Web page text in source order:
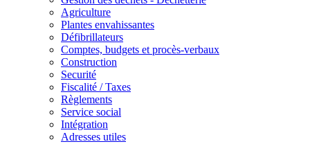
Agriculture
Plantes envahissantes
Défibrillateurs
Comptes, budgets et procès-verbaux
Construction
Securité
Fiscalité / Taxes
Règlements
Service social
Intégration
Adresses utiles